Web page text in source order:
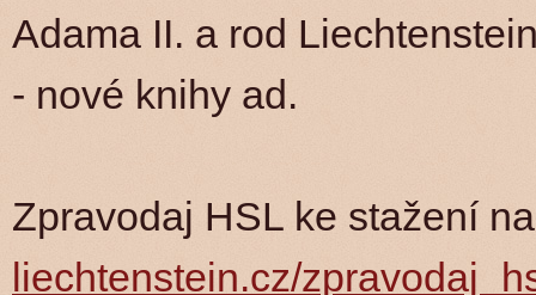
Adama II. a rod
- nové knihy ad.
Zpravodaj HSL ke stažení
liechtenstein.cz/